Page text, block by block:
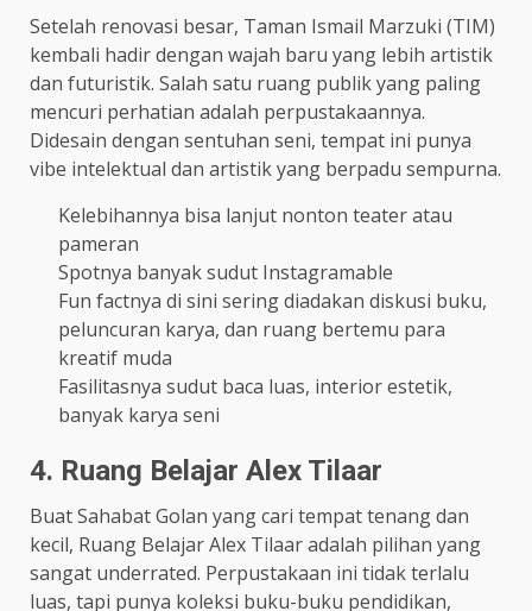
Setelah renovasi besar, Taman Ismail Marzuki (TIM)
kembali hadir dengan wajah baru yang lebih artistik
dan futuristik. Salah satu ruang publik yang paling
mencuri perhatian adalah perpustakaannya.
Didesain dengan sentuhan seni, tempat ini punya
vibe intelektual dan artistik yang berpadu sempurna.
Kelebihannya bisa lanjut nonton teater atau
pameran
Spotnya banyak sudut Instagramable
Fun factnya di sini sering diadakan diskusi buku,
peluncuran karya, dan ruang bertemu para
kreatif muda
Fasilitasnya sudut baca luas, interior estetik,
banyak karya seni
4. Ruang Belajar Alex Tilaar
Buat Sahabat Golan yang cari tempat tenang dan
kecil, Ruang Belajar Alex Tilaar adalah pilihan yang
sangat underrated. Perpustakaan ini tidak terlalu
luas, tapi punya koleksi buku-buku pendidikan,